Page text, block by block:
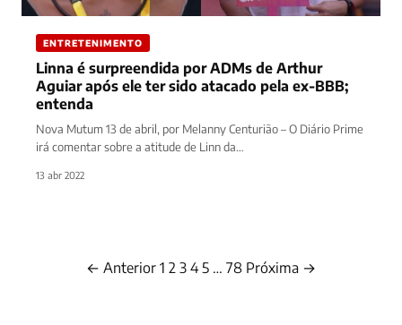
ENTRETENIMENTO
Linna é surpreendida por ADMs de Arthur
Aguiar após ele ter sido atacado pela ex-BBB;
entenda
Nova Mutum 13 de abril, por Melanny Centurião – O Diário Prime
irá comentar sobre a atitude de Linn da…
13 abr 2022
← Anterior 1 2 3 4 5 … 78 Próxima →